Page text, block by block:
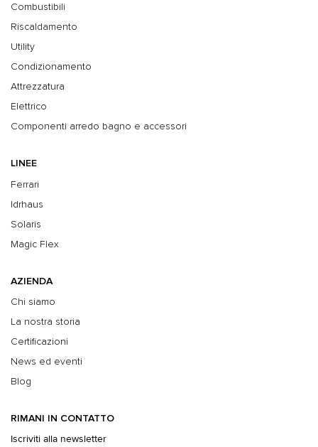
Combustibili
Riscaldamento
Utility
Condizionamento
Attrezzatura
Elettrico
Componenti arredo bagno e accessori
LINEE
Ferrari
Idrhaus
Solaris
Magic Flex
AZIENDA
Chi siamo
La nostra storia
Certificazioni
News ed eventi
Blog
RIMANI IN CONTATTO
Iscriviti alla newsletter